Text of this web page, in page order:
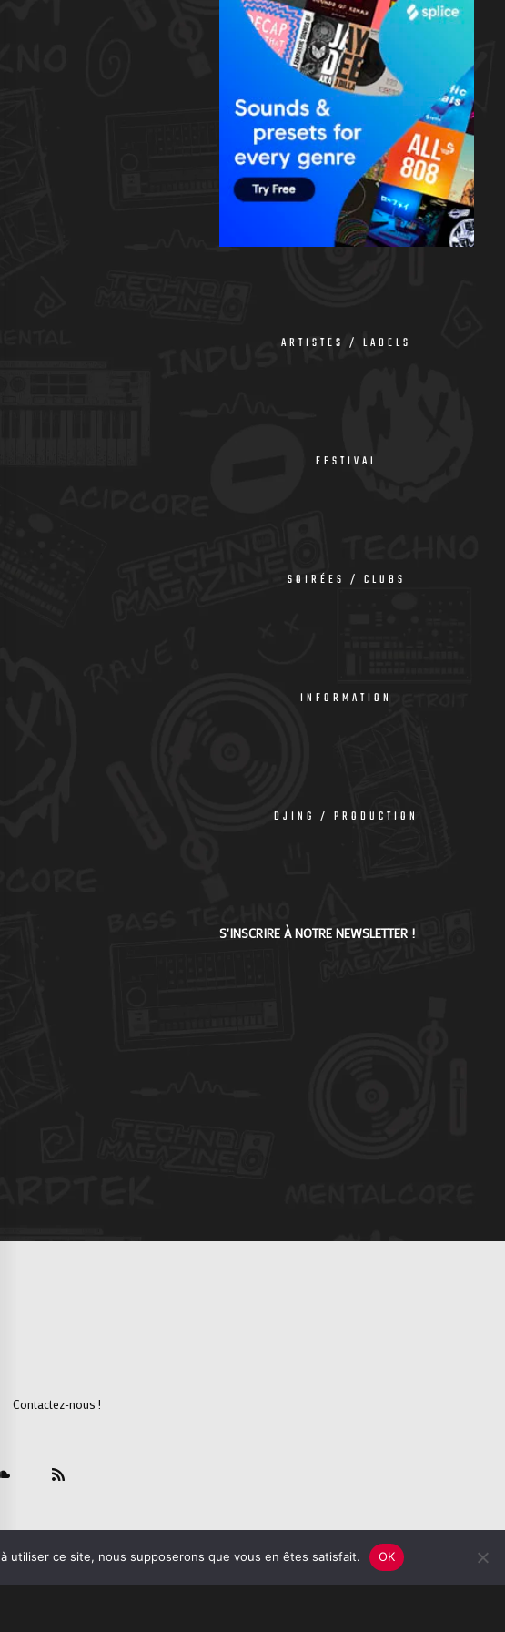
ARTISTES / LABELS
FESTIVAL
SOIRÉES / CLUBS
INFORMATION
DJING / PRODUCTION
S'INSCRIRE À NOTRE NEWSLETTER !
Contactez-nous !
utiliser ce site, nous supposerons que vous en êtes satisfait.
OK